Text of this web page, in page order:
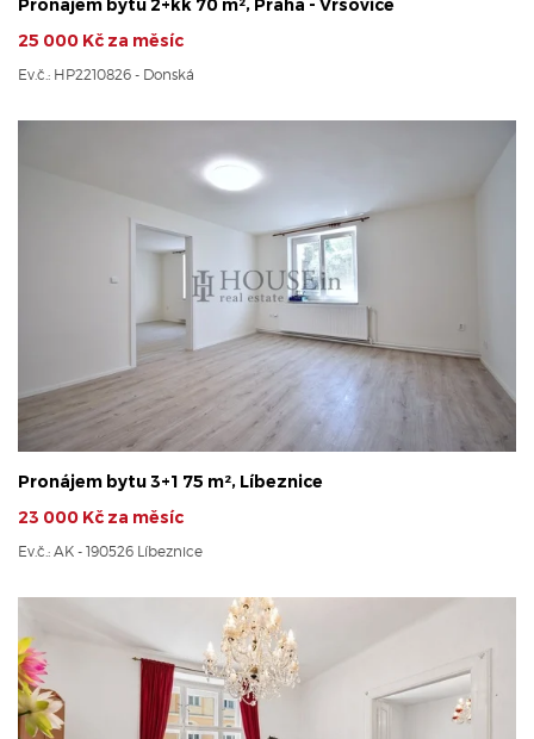
25 000 Kč za měsíc
Ev.č.: HP2210826 - Donská
Pronájem bytu 3+1 75 m², Líbeznice
23 000 Kč za měsíc
Ev.č.: AK - 190526 Líbeznice